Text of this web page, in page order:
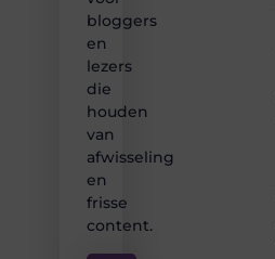
bloggers
en
lezers
die
houden
van
afwisseling
en
frisse
content.